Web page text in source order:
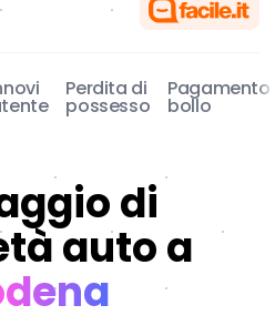
Perdita di
possesso
Pagamento
bollo
di
auto a